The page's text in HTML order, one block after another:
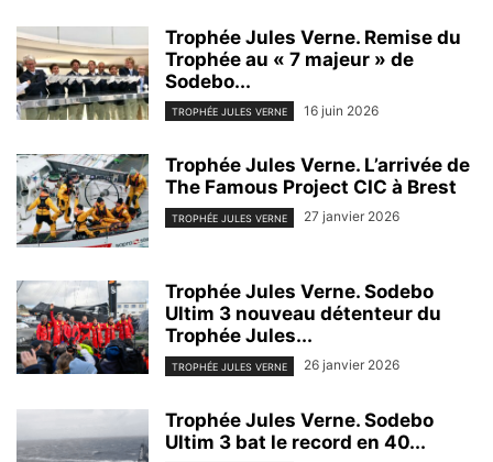
Trophée Jules Verne. Remise du
Trophée au « 7 majeur » de
Sodebo...
TROPHÉE JULES VERNE 16 juin 2026
Trophée Jules Verne. L’arrivée de
The Famous Project CIC à Brest
TROPHÉE JULES VERNE 27 janvier 2026
Trophée Jules Verne. Sodebo
Ultim 3 nouveau détenteur du
Trophée Jules...
TROPHÉE JULES VERNE 26 janvier 2026
Trophée Jules Verne. Sodebo
Ultim 3 bat le record en 40...